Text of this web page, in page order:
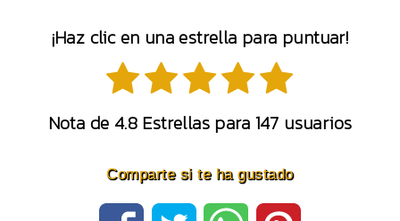
¡Haz clic en una estrella para puntuar!
Nota de 4.8 Estrellas para 147 usuarios
Comparte si te ha gustado